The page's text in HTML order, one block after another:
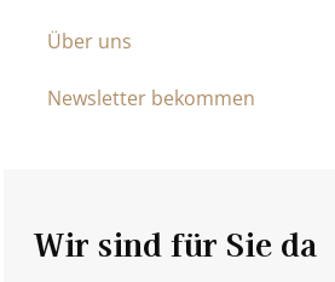
Über uns
Newsletter bekommen
Wir sind für Sie da